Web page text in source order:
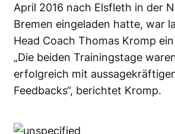
April 2016 nach Elsfleth in der
Bremen eingeladen hatte, war
Head Coach Thomas Kromp
„Die beiden Trainingstage
erfolgreich mit
Feedbacks“, berichtet Kromp.